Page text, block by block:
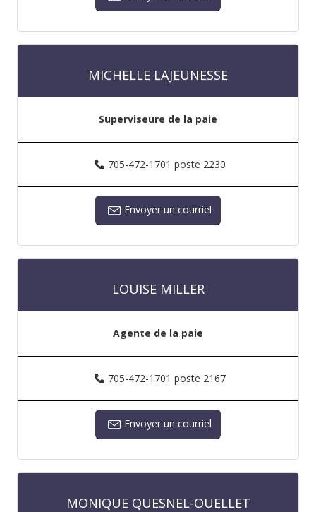
MICHELLE LAJEUNESSE
Superviseure de la paie
705-472-1701 poste 2230
Envoyer un courriel
LOUISE MILLER
Agente de la paie
705-472-1701 poste 2167
Envoyer un courriel
MONIQUE QUESNEL-OUELLET